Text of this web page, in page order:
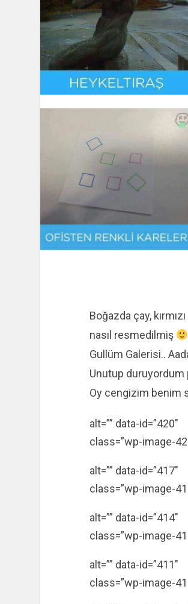
Boğazda çay,
nasıl resmedilmiş
Gullüm Galerisi..
Unutup duruyordum
Oy cengizim benim
alt=”” data-id=”420″
class=”wp-image-
alt=”” data-id=”417″
class=”wp-image-
alt=”” data-id=”414″
class=”wp-image-
alt=”” data-id=”411″
class=”wp-image-